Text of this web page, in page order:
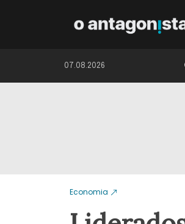
07.08.2026
Economia